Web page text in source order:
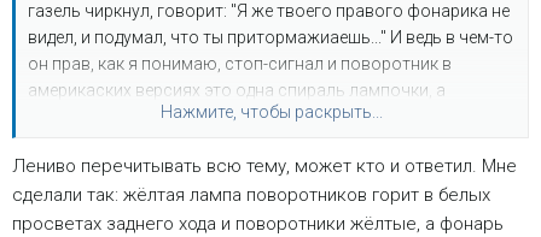
газель чиркнул, говорит: "Я же твоего правого фонарика не
видел, и подумал, что ты притормажиаешь..." И ведь в чем-то
он прав, как я понимаю, стоп-сигнал и поворотник в
америкаских версиях это одна спираль лампочки, а
габариты (parking lights) - другая? То есть для жедтого
тянуть, я правильно понимаю? И если тянуть то откуда его
брать? Навсяк случай для более понимающих (вдруг
объяснят :lol: ) схемка проводки:
Нажмите, чтобы раскрыть...
Лениво перечитывать всю тему, может кто и ответил. Мне
сделали так: жёлтая лампа поворотников горит в белых
просветах заднего хода и поворотники жёлтые, а фонарь